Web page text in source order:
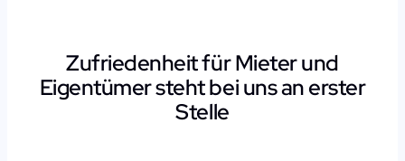
Zufriedenheit für Mieter und
Eigentümer steht bei uns an erster
Stelle